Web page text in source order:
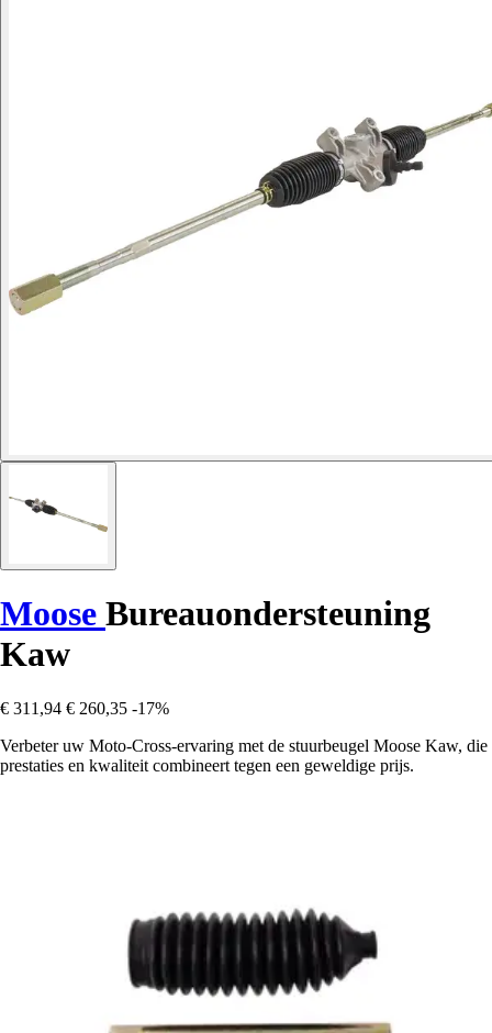
Moose Bureauondersteuning
Kaw
€ 311,94 € 260,35 -17%
Verbeter uw Moto-Cross-ervaring met de stuurbeugel Moose Kaw, die
prestaties en kwaliteit combineert tegen een geweldige prijs.